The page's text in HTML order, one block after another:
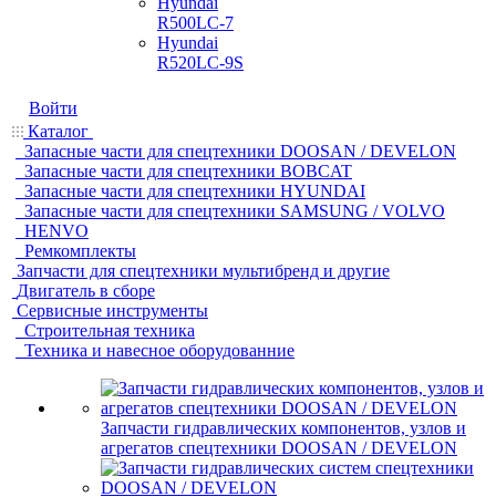
R500LC-7
Hyundai
R520LC-9S
Войти
Каталог
Запасные части для спецтехники DOOSAN / DEVELON
Запасные части для спецтехники BOBCAT
Запасные части для спецтехники HYUNDAI
Запасные части для спецтехники SAMSUNG / VOLVO
HENVO
Ремкомплекты
Запчасти для спецтехники мультибренд и другие
Двигатель в сборе
Сервисные инструменты
Строительная техника
Техника и навесное оборудованние
Запчасти гидравлических компонентов, узлов и
агрегатов спецтехники DOOSAN / DEVELON